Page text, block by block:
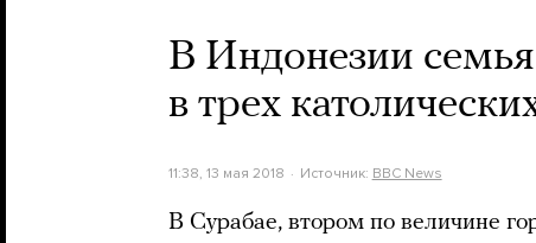
В Индонезии
в трех
11:38, 13 мая 2018 Источник: BBC News
В Сурабае, втором по величине